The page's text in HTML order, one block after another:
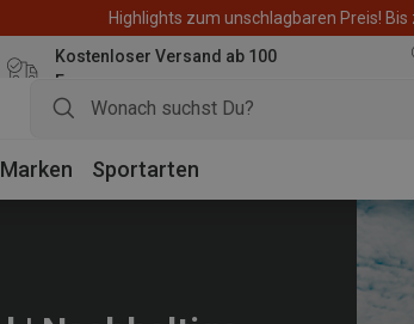
Highlights zum unschlagbaren Preis!
Kostenloser Versand ab 100
Euro
Marken Sportarten